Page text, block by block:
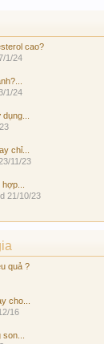
cao?
1/24
1/24
chỉ...
11/23
21/10/23
quả ?
cho...
16